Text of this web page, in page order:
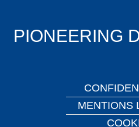
PIONEERING
MENTIONS